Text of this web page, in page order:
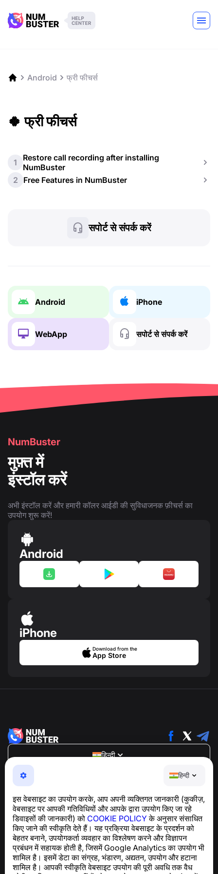
हिन्दी
इस वेबसाइट का उपयोग करके, आप अपनी व्यक्तिगत जानकारी (कुकीज़,
वेबसाइट पर आपकी गतिविधियों और आपके द्वारा उपयोग किए जा रहे
डिवाइसों की जानकारी) को COOKIE POLICYके अनुसार संसाधित
किए जाने की स्वीकृति देते हैं। यह प्रक्रिया वेबसाइट के प्रदर्शन को
बेहतर बनाने, उपयोगकर्ता व्यवहार का विश्लेषण करने और विज्ञापन
प्रबंधन में सहायक होती है, जिसमें Google Analytics का उपयोग भी
शामिल है। इसमें डेटा का संग्रह, भंडारण, अद्यतन, उपयोग और हटाना
शामिल है। आपकी स्वीकृति वेबसाइट उपयोग की पूरी अवधि तक वैध
Android फ्री फीचर्स
🍀 फ्री फीचर्स
1
Restore call recording after installing
NumBuster
2
Free Features in NumBuster
सपोर्ट से संपर्क करें
Android iPhone
WebApp सपोर्ट से संपर्क करें
NumBuster
मुफ़्त में
इंस्टॉल करें
अभी इंस्टॉल करें और हमारी कॉलर आईडी की सुविधाजनक फ़ीचर्स का
उपयोग शुरू करें!
Android
iPhone
Download from the
App Store
हिन्दी
NumBuster © 2013—2026 ·
support@numbuster.com
एक उपयोग में आसान ऐप जो आपको फोन घोटालों, स्पैम और अवांछित संदेशों
GDPR अनुपालन से संबंधित पूछताछ के लिए:
support@numbuster.com
सहायता केंद्र
समाचार और लेख
परियोजना के बारे में